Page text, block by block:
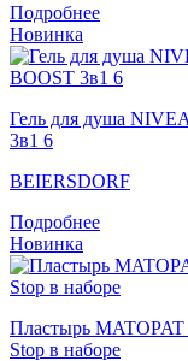
Подробнее
Новинка
Гель для душа
3в1 6
BEIERSDORF
Подробнее
Новинка
Пластырь
Stop в наборе